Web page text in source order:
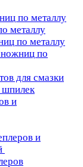
по металлу
металлу
по металлу
по
для смазки
шпилек
и
и